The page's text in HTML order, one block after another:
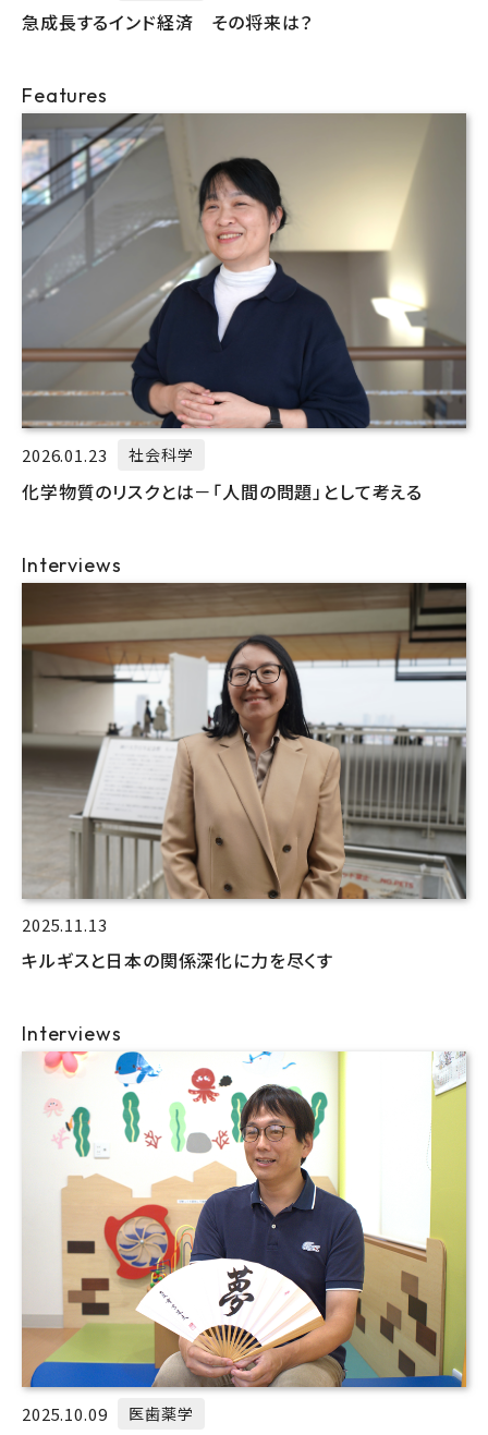
急成長するインド経済 その将来は？
Features
2026.01.23 社会科学
化学物質のリスクとは－「人間の問題」として考える
Interviews
2025.11.13
キルギスと日本の関係深化に力を尽くす
Interviews
2025.10.09 医歯薬学